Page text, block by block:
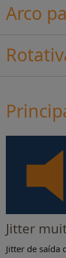
Arco
Jitter
Jitter de saída